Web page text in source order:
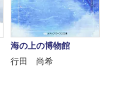
海の上の博物館
行田 尚希